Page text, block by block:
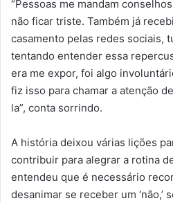
“Pessoas me mandam
não ficar triste. Também já
casamento pelas redes sociais,
tentando entender essa
era me expor, foi algo
fiz isso para chamar a atenção
la”, conta sorrindo.
A história deixou várias lições
contribuir para alegrar a rotina
entendeu que é necessário
desanimar se receber um ‘não,’